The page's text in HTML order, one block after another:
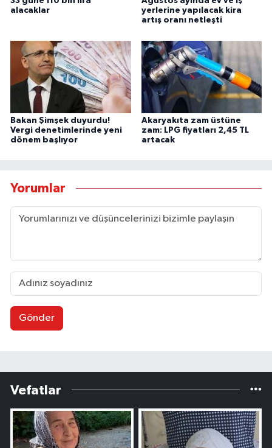
alacaklar
yerlerine yapılacak kira
artış oranı netleşti
Bakan Şimşek duyurdu!
Vergi denetimlerinde yeni
dönem başlıyor
Akaryakıta zam üstüne
zam: LPG fiyatları 2,45 TL
artacak
Yorumlar
Gönder
Vefatlar